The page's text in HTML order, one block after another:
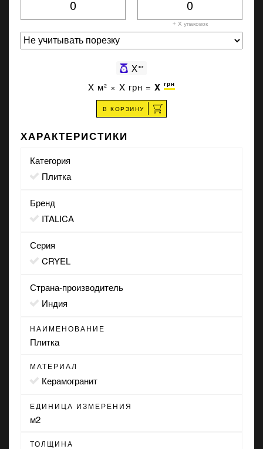
+ X упаковок
Xкг
X м² × X грн = X грн
В КОРЗИНУ
ХАРАКТЕРИСТИКИ
Категория
Плитка
Бренд
ITALICA
Серия
CRYEL
Страна-производитель
Индия
НАИМЕНОВАНИЕ
Плитка
МАТЕРИАЛ
Керамогранит
ЕДИНИЦА ИЗМЕРЕНИЯ
м2
ТОЛЩИНА